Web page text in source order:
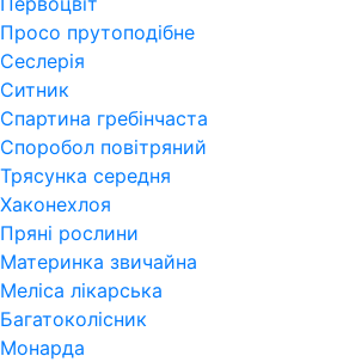
Просо прутоподібне
Сеслерія
Ситник
Спартина гребінчаста
Споробол повітряний
Трясунка середня
Хаконехлоя
Пряні рослини
Материнка звичайна
Меліса лікарська
Багатоколісник
Монарда